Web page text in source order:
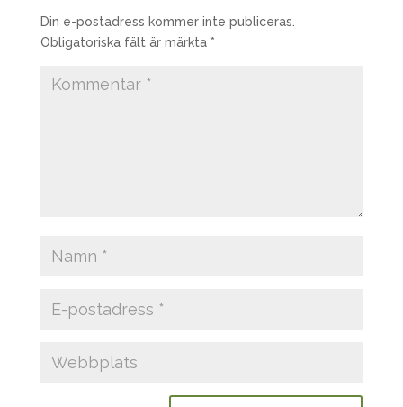
Din e-postadress kommer inte publiceras.
Obligatoriska fält är märkta *